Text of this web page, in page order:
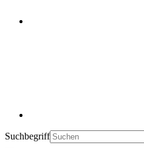
Suchbegriff